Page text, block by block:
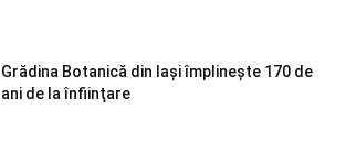
Grădina Botanică din Iaşi împlineşte 170 de
ani de la înfiinţare